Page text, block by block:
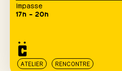
Impasse
17h – 20h
ATELIER RENCONTRE